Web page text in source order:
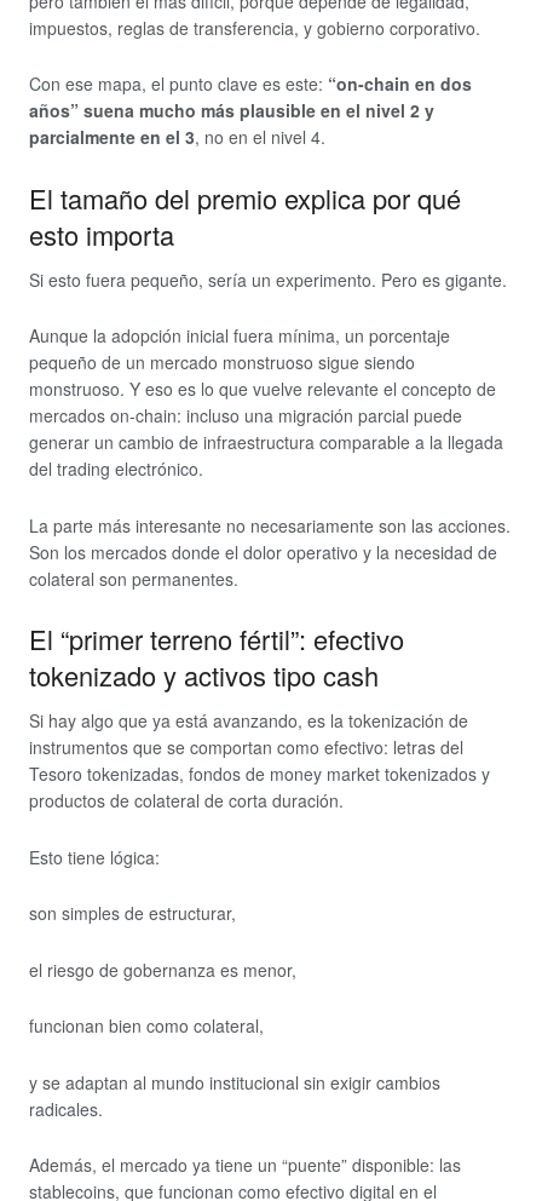
impuestos, reglas de transferencia, y gobierno corporativo.
Con ese mapa, el punto clave es este: “on-chain en dos
años” suena mucho más plausible en el nivel 2 y
parcialmente en el 3, no en el nivel 4.
El tamaño del premio explica por qué
esto importa
Si esto fuera pequeño, sería un experimento. Pero es gigante.
Aunque la adopción inicial fuera mínima, un porcentaje
pequeño de un mercado monstruoso sigue siendo
monstruoso. Y eso es lo que vuelve relevante el concepto de
mercados on-chain: incluso una migración parcial puede
generar un cambio de infraestructura comparable a la llegada
del trading electrónico.
La parte más interesante no necesariamente son las acciones.
Son los mercados donde el dolor operativo y la necesidad de
colateral son permanentes.
El “primer terreno fértil”: efectivo
tokenizado y activos tipo cash
Si hay algo que ya está avanzando, es la tokenización de
instrumentos que se comportan como efectivo: letras del
Tesoro tokenizadas, fondos de money market tokenizados y
productos de colateral de corta duración.
Esto tiene lógica:
son simples de estructurar,
el riesgo de gobernanza es menor,
funcionan bien como colateral,
y se adaptan al mundo institucional sin exigir cambios
radicales.
Además, el mercado ya tiene un “puente” disponible: las
stablecoins, que funcionan como efectivo digital en el